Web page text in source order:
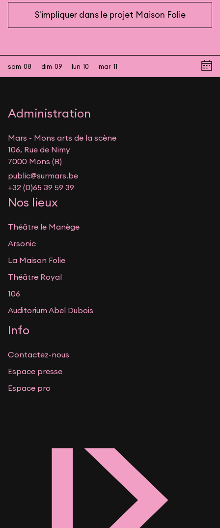
S'impliquer dans le projet Maison Folie
sam 08 dim 09 lun 10 mar 11
Administration
Mars - Mons arts de la scène
106, Rue de Nimy
7000 Mons (B)
public@surmars.be
+32 (0)65 39 59 39
Nos lieux
Théâtre le Manège
Arsonic
La Maison Folie
Théâtre Royal
106
Auditorium Abel Dubois
Info
Contactez-nous
Espace presse
Espace pro